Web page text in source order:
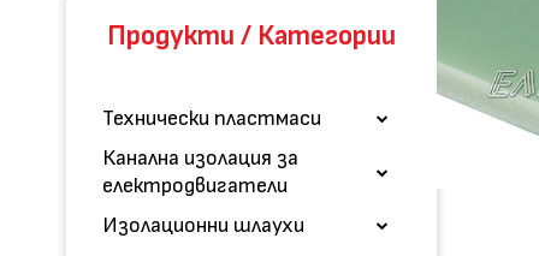
Продукти / Категории
Технически пластмаси
Канална изолация за
електродвигатели
Изолационни шлаухи